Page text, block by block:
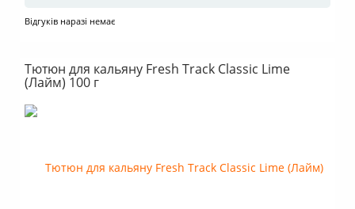
Відгуків наразі немає
Тютюн для кальяну Fresh Track Classic Lime
(Лайм) 100 г